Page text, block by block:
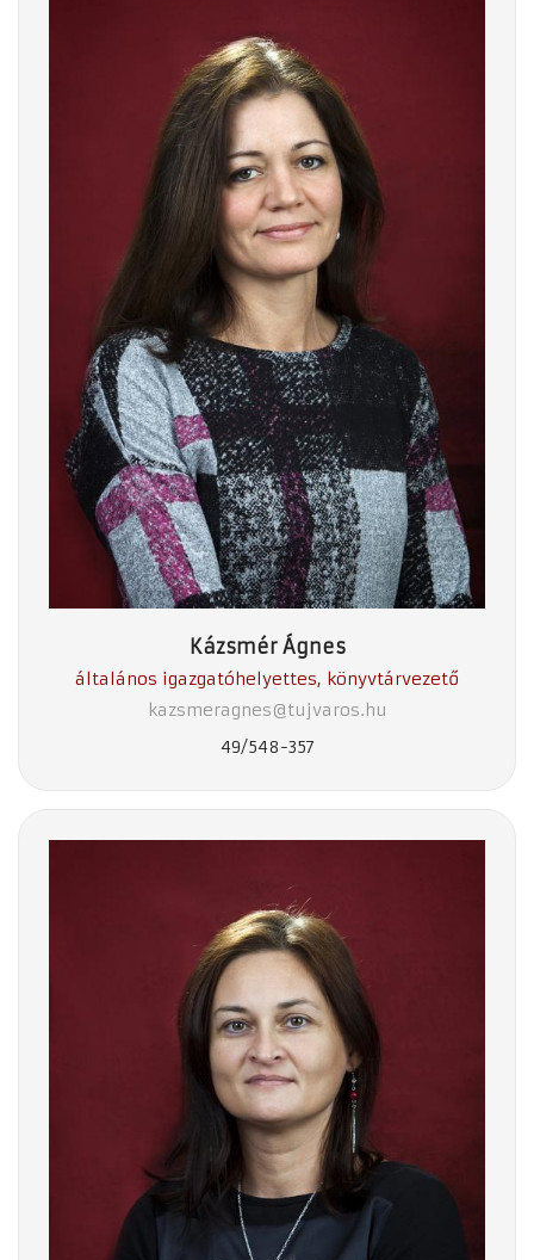
Kázsmér Ágnes
általános igazgatóhelyettes, könyvtárvezető
kazsmeragnes@tujvaros.hu
49/548-357